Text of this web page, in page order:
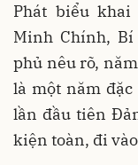
Phát biểu
Minh Chính,
phủ nêu rõ,
là một năm
lần đầu tiên
kiện toàn, đi